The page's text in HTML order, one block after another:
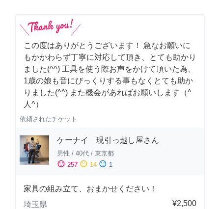
この度はありがとうございます！ 急なお願いに
もかかわらず丁寧に対応して頂き、とても助かり
ました(^^) 工具を使う際お声をかけて頂いた為、
1歳の娘も音にびっくりする事もなくとても助か
りました(^^) また機会があればお願いします（^
人^）
依頼されたチケット
ケーナイ 現引っ越し屋さん
男性 / 40代 / 東京都
sentiment_satisfied 257 sentiment_neutral 14 sentiment_dissatisfied 1
家具の組み立て、おまかせください！
埼玉県
¥2,500